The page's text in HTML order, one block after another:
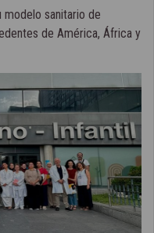
modelo sanitario de
de América, África y